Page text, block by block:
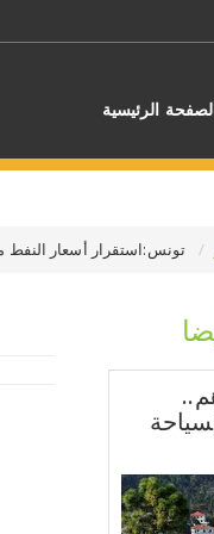
الرئيسية
تونس:استقرار أسعار النفط